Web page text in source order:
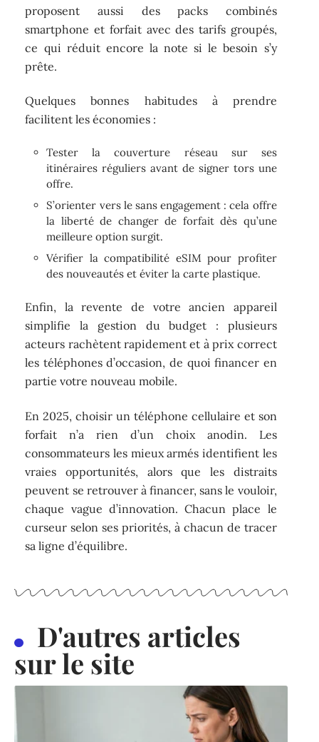
proposent aussi des packs combinés
smartphone et forfait avec des tarifs groupés,
ce qui réduit encore la note si le besoin s’y
prête.
Quelques bonnes habitudes à prendre
facilitent les économies :
Tester la couverture réseau sur ses
itinéraires réguliers avant de signer tors une
offre.
S’orienter vers le sans engagement : cela offre
la liberté de changer de forfait dès qu’une
meilleure option surgit.
Vérifier la compatibilité eSIM pour profiter
des nouveautés et éviter la carte plastique.
Enfin, la revente de votre ancien appareil
simplifie la gestion du budget : plusieurs
acteurs rachètent rapidement et à prix correct
les téléphones d’occasion, de quoi financer en
partie votre nouveau mobile.
En 2025, choisir un téléphone cellulaire et son
forfait n’a rien d’un choix anodin. Les
consommateurs les mieux armés identifient les
vraies opportunités, alors que les distraits
peuvent se retrouver à financer, sans le vouloir,
chaque vague d’innovation. Chacun place le
curseur selon ses priorités, à chacun de tracer
sa ligne d’équilibre.
D'autres articles
sur le site